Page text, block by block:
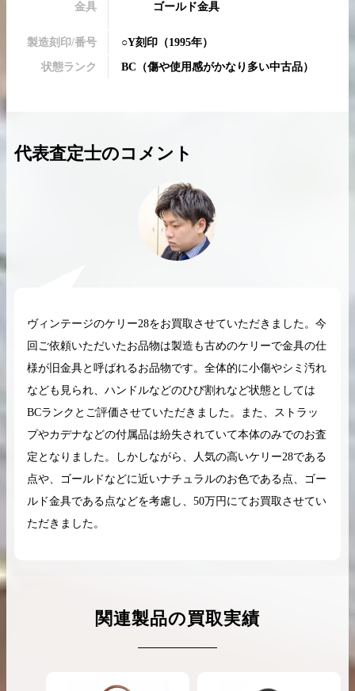
希少なリザード素材のバーキンの買取価格や
高く売るためのポイントを徹底解説
コラムをさらにみる
金具 ゴールド金具
製造刻印/番号 ○Y刻印 （1995年）
状態ランク BC （傷や使用感がかなり多い中古品）
代表査定士のコメント
ヴィンテージのケリー28をお買取させていただきました。今
回ご依頼いただいたお品物は製造も古めのケリーで金具の仕
様が旧金具と呼ばれるお品物です。全体的に小傷やシミ汚れ
なども見られ、ハンドルなどのひび割れなど状態としては
BCランクとご評価させていただきました。また、ストラッ
プやカデナなどの付属品は紛失されていて本体のみでのお査
定となりました。しかしながら、人気の高いケリー28である
点や、ゴールドなどに近いナチュラルのお色である点、ゴー
ルド金具である点などを考慮し、50万円にてお買取させてい
ただきました。
関連製品の買取実績